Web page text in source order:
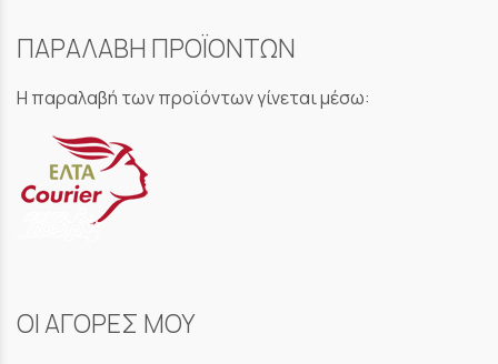
ΠΑΡΑΛΑΒΗ ΠΡΟΪΟΝΤΩΝ
Η παραλαβή των προϊόντων γίνεται μέσω:
ΟΙ ΑΓΟΡΕΣ ΜΟΥ